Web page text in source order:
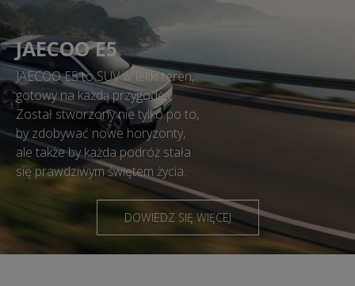
JAECOO E5
JAECOO E5 to SUV w lekki teren,
gotowy na każdą przygodę.
Został stworzony nie tylko po to,
by zdobywać nowe horyzonty,
ale także by każda podróż stała
się prawdziwym świętem życia.
DOWIEDZ SIĘ WIĘCEJ